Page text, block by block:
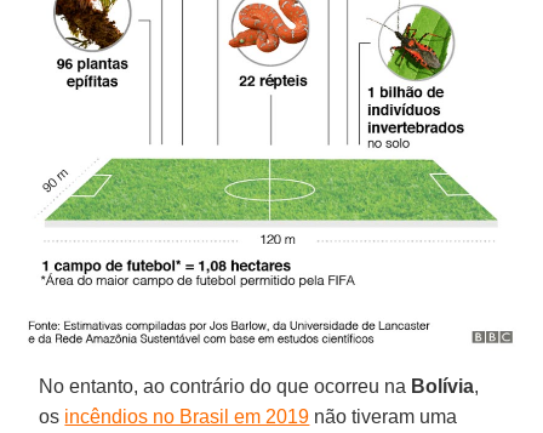
No entanto, ao contrário do que ocorreu na Bolívia,
os incêndios no Brasil em 2019 não tiveram uma